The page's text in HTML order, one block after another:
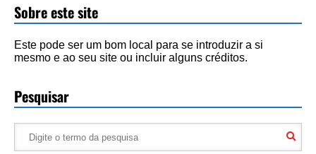
Sobre este site
Este pode ser um bom local para se introduzir a si
mesmo e ao seu site ou incluir alguns créditos.
Pesquisar